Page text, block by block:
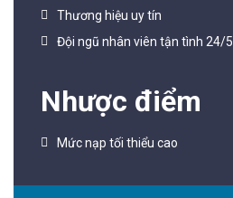
Thương hiệu uy tín
Đội ngũ nhân viên tận tình 24/5
Nhược điểm
Mức nạp tối thiểu cao